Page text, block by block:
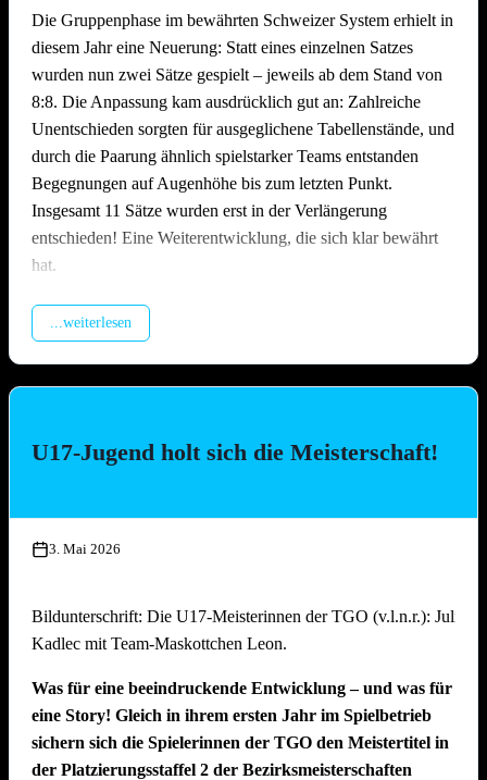
Die Gruppenphase im bewährten Schweizer System erhielt in
diesem Jahr eine Neuerung: Statt eines einzelnen Satzes
wurden nun zwei Sätze gespielt – jeweils ab dem Stand von
8:8. Die Anpassung kam ausdrücklich gut an: Zahlreiche
Unentschieden sorgten für ausgeglichene Tabellenstände, und
durch die Paarung ähnlich spielstarker Teams entstanden
Begegnungen auf Augenhöhe bis zum letzten Punkt.
Insgesamt 11 Sätze wurden erst in der Verlängerung
entschieden! Eine Weiterentwicklung, die sich klar bewährt
hat.
Packende Spiele quer durchs Feld
und geschmettert, die Zuschauer kamen bei den engen Partien
Nachwuchsteams „Nathi & die 3 Muskeltiere“ –
zusammengesetzt aus Jugendspielerinnen und -spielern aller
kämpften sie sich bis ins Finale und belegten am Ende einen
hervorragenden zweiten Platz. Eine echte Freude für den
gesamten Verein! Dabei konnten sie im Halbfinale das
vereinsinterne Duell gegen das Team „SpätMelder“, das die
Gruppenphase nach Tiebreak auf Rang 1 beendete, für sich
entscheiden.
...weiterlesen
U17-Jugend holt sich die Meisterschaft!
3. Mai 2026
Bildunterschrift: Die U17-Meisterinnen der TGO (v.l.n.r.): Julie
Kadlec mit Team-Maskottchen Leon.
Was für eine beeindruckende Entwicklung – und was für
eine Story! Gleich in ihrem ersten Jahr im Spielbetrieb
sichern sich die Spielerinnen der TGO den Meistertitel in
der Platzierungsstaffel 2 der Bezirksmeisterschaften